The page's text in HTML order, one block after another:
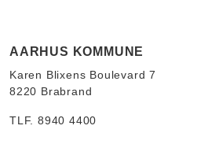
AARHUS KOMMUNE
Karen Blixens Boulevard 7
8220 Brabrand
TLF. 8940 4400